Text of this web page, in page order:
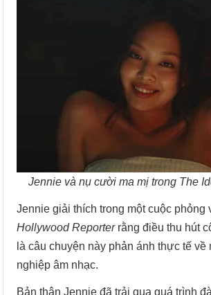
Jennie và nụ cười ma mị trong The
Jennie giải thích trong một cuộc phỏng
Hollywood Reporterrằng điều thu hút
là câu chuyện này phản ánh thực tế về
nghiệp âm nhạc.
Bản thân Jennie đã trải qua quá trình